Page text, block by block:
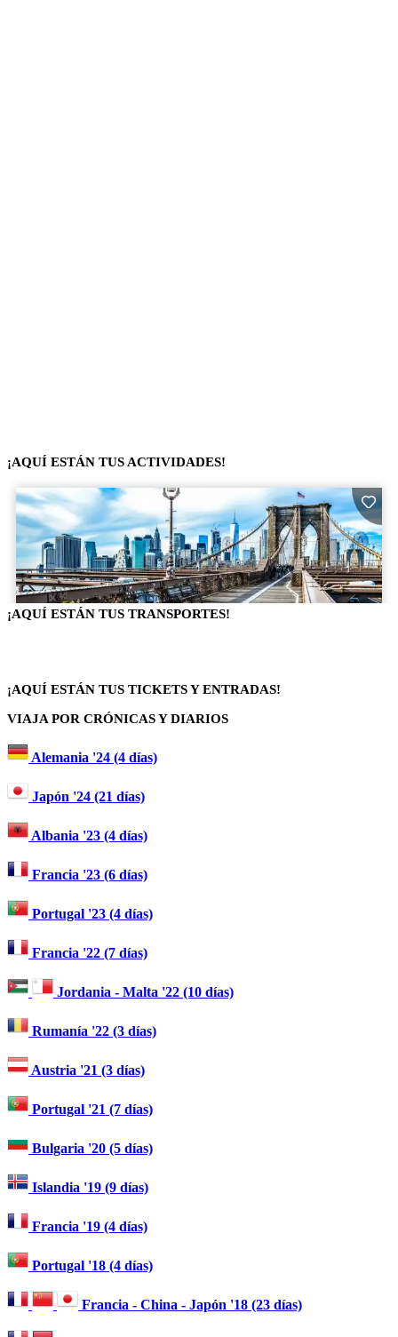
¡AQUÍ ESTÁN TUS ACTIVIDADES!
¡AQUÍ ESTÁN TUS TRANSPORTES!
¡AQUÍ ESTÁN TUS TICKETS Y ENTRADAS!
VIAJA POR CRÓNICAS Y DIARIOS
Alemania '24 (4 días)
Japón '24 (21 días)
Albania '23 (4 días)
Francia '23 (6 días)
Portugal '23 (4 días)
Francia '22 (7 días)
Jordania - Malta '22 (10 días)
Rumanía '22 (3 días)
Austria '21 (3 días)
Portugal '21 (7 días)
Bulgaria '20 (5 días)
Islandia '19 (9 días)
Francia '19 (4 días)
Portugal '18 (4 días)
Francia - China - Japón '18 (23 días)